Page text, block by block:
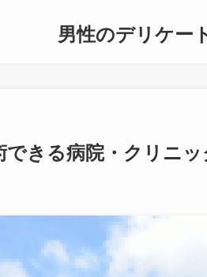
男性のデリケー
できる病院・クリニ